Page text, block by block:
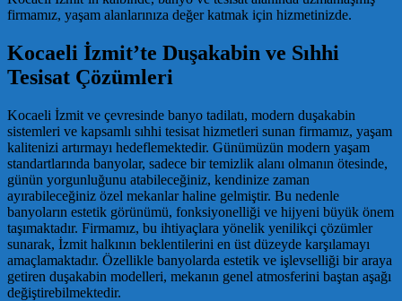
firmamız, yaşam alanlarınıza değer katmak için hizmetinizde.
Kocaeli İzmit’te Duşakabin ve Sıhhi
Tesisat Çözümleri
Kocaeli İzmit ve çevresinde banyo tadilatı, modern duşakabin
sistemleri ve kapsamlı sıhhi tesisat hizmetleri sunan firmamız, yaşam
kalitenizi artırmayı hedeflemektedir. Günümüzün modern yaşam
standartlarında banyolar, sadece bir temizlik alanı olmanın ötesinde,
günün yorgunluğunu atabileceğiniz, kendinize zaman
ayırabileceğiniz özel mekanlar haline gelmiştir. Bu nedenle
banyoların estetik görünümü, fonksiyonelliği ve hijyeni büyük önem
taşımaktadır. Firmamız, bu ihtiyaçlara yönelik yenilikçi çözümler
sunarak, İzmit halkının beklentilerini en üst düzeyde karşılamayı
amaçlamaktadır. Özellikle banyolarda estetik ve işlevselliği bir araya
getiren duşakabin modelleri, mekanın genel atmosferini baştan aşağı
değiştirebilmektedir.